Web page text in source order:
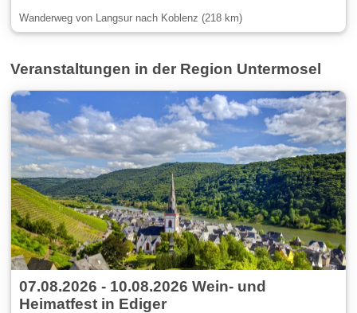
Wanderweg von Langsur nach Koblenz (218 km)
Veranstaltungen in der Region Untermosel
07.08.2026 - 10.08.2026 Wein- und
Heimatfest in Ediger